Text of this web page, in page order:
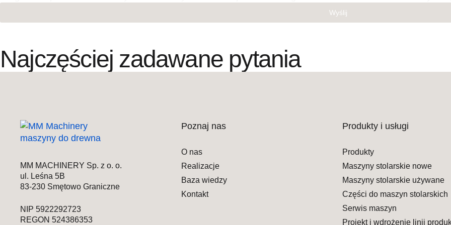
Wyślij
Najczęściej zadawane pytania
MM MACHINERY Sp. z o. o.
ul. Leśna 5B
83-230 Smętowo Graniczne
NIP 5922292723
REGON 524386353
Poznaj nas
O nas
Realizacje
Baza wiedzy
Kontakt
Produkty i usługi
Produkty
Maszyny stolarskie nowe
Maszyny stolarskie używane
Części do maszyn stolarskich
Serwis maszyn
Projekt i wdrożenie linii